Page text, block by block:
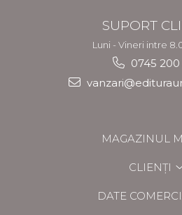
SUPORT
Luni - Vineri intre
0745 200
MAGAZINUL
CLIENȚI
DATE